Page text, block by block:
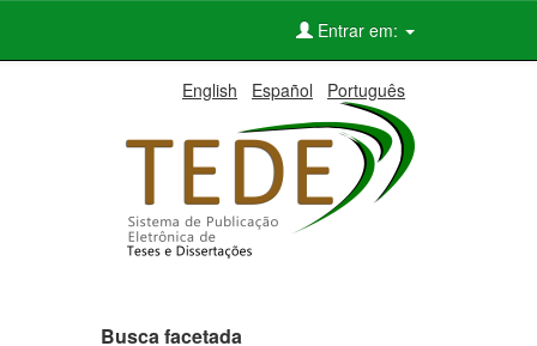
Entrar em:
English Español Português
Busca facetada